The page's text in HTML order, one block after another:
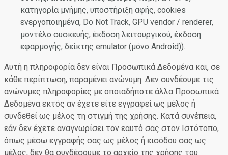
κατηγορία μνήμης, υποστήριξη αφής, cookies
ενεργοποιημένα, Do Not Track, GPU vendor / renderer,
μοντέλο συσκευής, έκδοση λειτουργικού, έκδοση
εφαρμογής, δείκτης emulator (μόνο Android)).
Αυτή η πληροφορία δεν είναι Προσωπικά Δεδομένα και, σε
κάθε περίπτωση, παραμένει ανώνυμη. Δεν συνδέουμε τις
ανώνυμες πληροφορίες με οποιαδήποτε άλλα Προσωπικά
Δεδομένα εκτός αν έχετε είτε εγγραφεί ως μέλος ή
συνδεθεί ως μέλος τη στιγμή της χρήσης. Κατά συνέπεια,
εάν δεν έχετε αναγνωρίσει τον εαυτό σας στον Ιστότοπο,
όπως μέσω εγγραφής σας ως μέλος ή εισόδου σας ως
μέλος, δεν θα συνδέσουμε το αρχείο της χρήσης του